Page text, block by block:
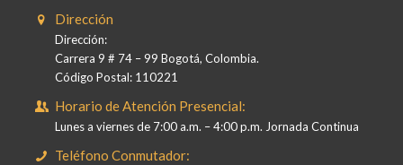
Dirección
Dirección:
Carrera 9 # 74 – 99 Bogotá, Colombia.
Código Postal: 110221
Horario de Atención Presencial:
Lunes a viernes de 7:00 a.m. – 4:00 p.m. Jornada Continua
Teléfono Conmutador: